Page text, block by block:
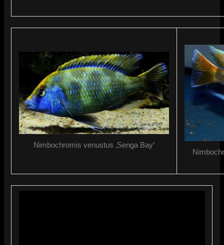
Nimbochromis venustus ‚Senga Bay‘